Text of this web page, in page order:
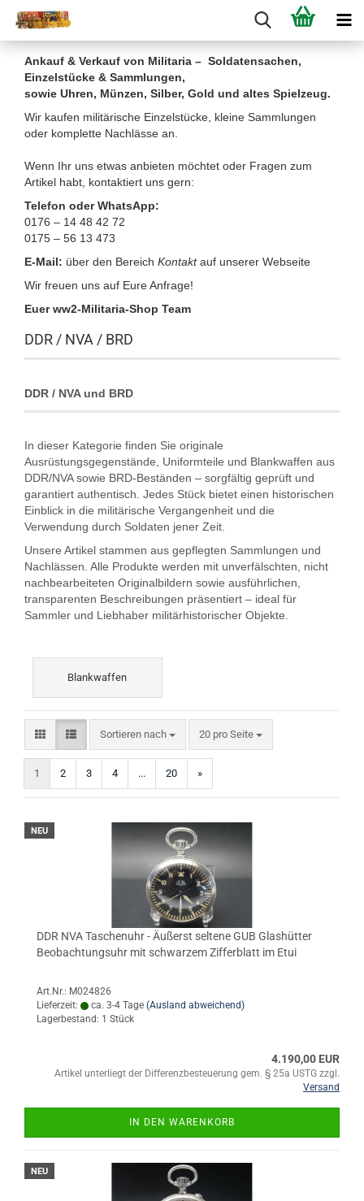
Ankauf & Verkauf von Militaria – Soldatensachen,
Einzelstücke & Sammlungen,
sowie Uhren, Münzen, Silber, Gold und altes Spielzeug.
Wir kaufen militärische Einzelstücke, kleine Sammlungen
oder komplette Nachlässe an.
Wenn Ihr uns etwas anbieten möchtet oder Fragen zum
Artikel habt, kontaktiert uns gern:
Telefon oder WhatsApp:
0176 – 14 48 42 72
0175 – 56 13 473
E-Mail: über den Bereich Kontakt auf unserer Webseite
Wir freuen uns auf Eure Anfrage!
Euer ww2-Militaria-Shop Team
DDR / NVA / BRD
DDR / NVA und BRD
In dieser Kategorie finden Sie originale
Ausrüstungsgegenstände, Uniformteile und Blankwaffen aus
DDR/NVA sowie BRD-Beständen – sorgfältig geprüft und
garantiert authentisch. Jedes Stück bietet einen historischen
Einblick in die militärische Vergangenheit und die
Verwendung durch Soldaten jener Zeit.
Unsere Artikel stammen aus gepflegten Sammlungen und
Nachlässen. Alle Produkte werden mit unverfälschten, nicht
nachbearbeiteten Originalbildern sowie ausführlichen,
transparenten Beschreibungen präsentiert – ideal für
Sammler und Liebhaber militärhistorischer Objekte.
Blankwaffen
Sortieren nach
Sortieren nach 20 pro Seite
pro Seite
1 2 3 4 ... 20 »
NEU
DDR NVA Taschenuhr - Äußerst seltene GUB Glashütter
Beobachtungsuhr mit schwarzem Zifferblatt im Etui
Art.Nr.: M024826
Lieferzeit:
ca. 3-4 Tage (Ausland abweichend)
Lagerbestand: 1 Stück
4.190,00 EUR
Artikel unterliegt der Differenzbesteuerung gem. § 25a USTG zzgl.
Versand
IN DEN WARENKORB
NEU